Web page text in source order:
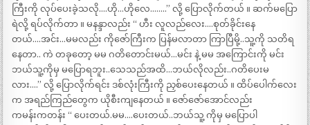
ကြီးကို လုပ်ပေးခဲ့သလို….ဟို…ဟိုလေ……..” လို့ ပြောလိုက်တယ် ။ ဆက်မပြော
ရဲလို့ ရပ်လိုက်တာ ။ မနန္ဒာလည်း “ ဟီး လူလည်လေး….စုတ်ခိုင်းနေ
တယ်….အင်း…မမလည်း ကိုဇော်ကြီးက ပြန်မလာတာ ကြာပြီမို့..သူ့ကို သတိရ
နေတာ.. ကဲ တခုတော့ မမ ဂတိတောင်းမယ်…မင်း နဲ့ မမ အကြောင်းကို မင်း
ဘယ်သူ့ကိုမှ မပြောရဘူး..သေသည်အထိ…ဘယ်လိုလည်း..ဂတိပေးမ
လား….” လို့ ပြောလိုက်ရင်း ဒစ်လုံးကြီးကို ညှစ်ပေးနေတယ် ။ ထိပ်ပေါက်လေး
က အရည်ကြည်တွေက ယိုစီးကျနေတယ် ။ ဇော်ဇော်အောင်လည်း
ကမန်းကတန်း “ ပေးတယ်.မမ….ပေးတယ်..ဘယ်သူ့ ကိုမှ မပြောပါ